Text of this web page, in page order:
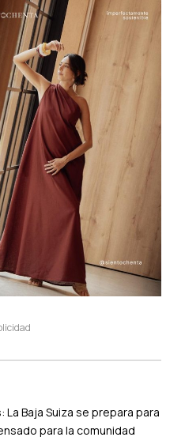
Baja Suiza se prepara para
para la comunidad